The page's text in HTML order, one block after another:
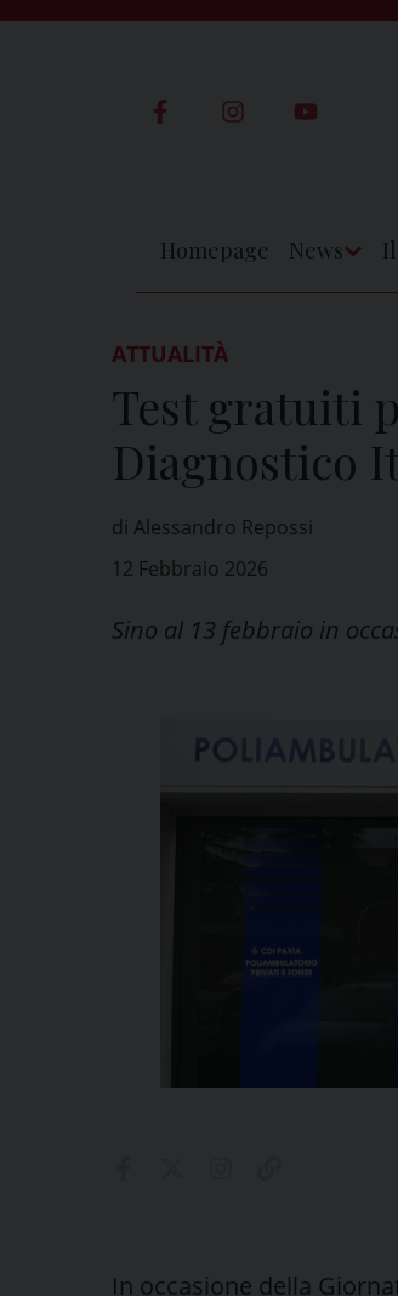
Homepage News
ATTUALITÀ
Test gratuiti
Diagnostico
di Alessandro Repossi
12 Febbraio 2026
Sino al 13 febbraio in
In occasione della